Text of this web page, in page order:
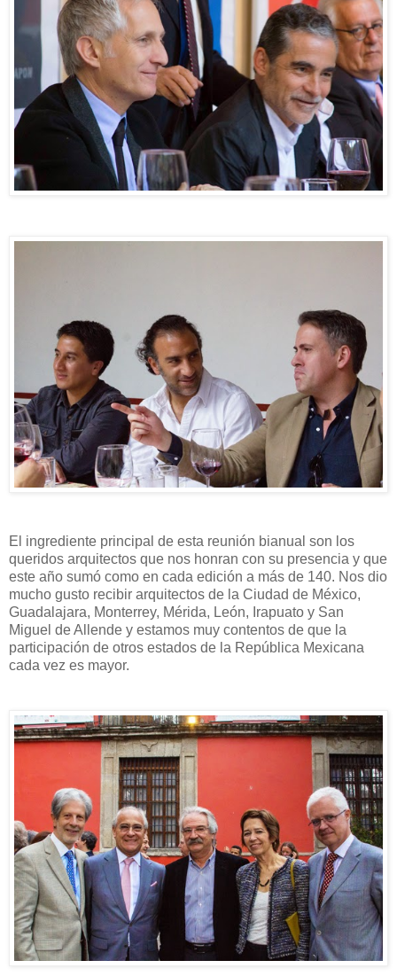
El ingrediente principal de esta reunión bianual son los
queridos arquitectos que nos honran con su presencia y que
este año sumó como en cada edición a más de 140. Nos dio
mucho gusto recibir arquitectos de la Ciudad de México,
Guadalajara, Monterrey, Mérida, León, Irapuato y San
Miguel de Allende y estamos muy contentos de que la
participación de otros estados de la República Mexicana
cada vez es mayor.